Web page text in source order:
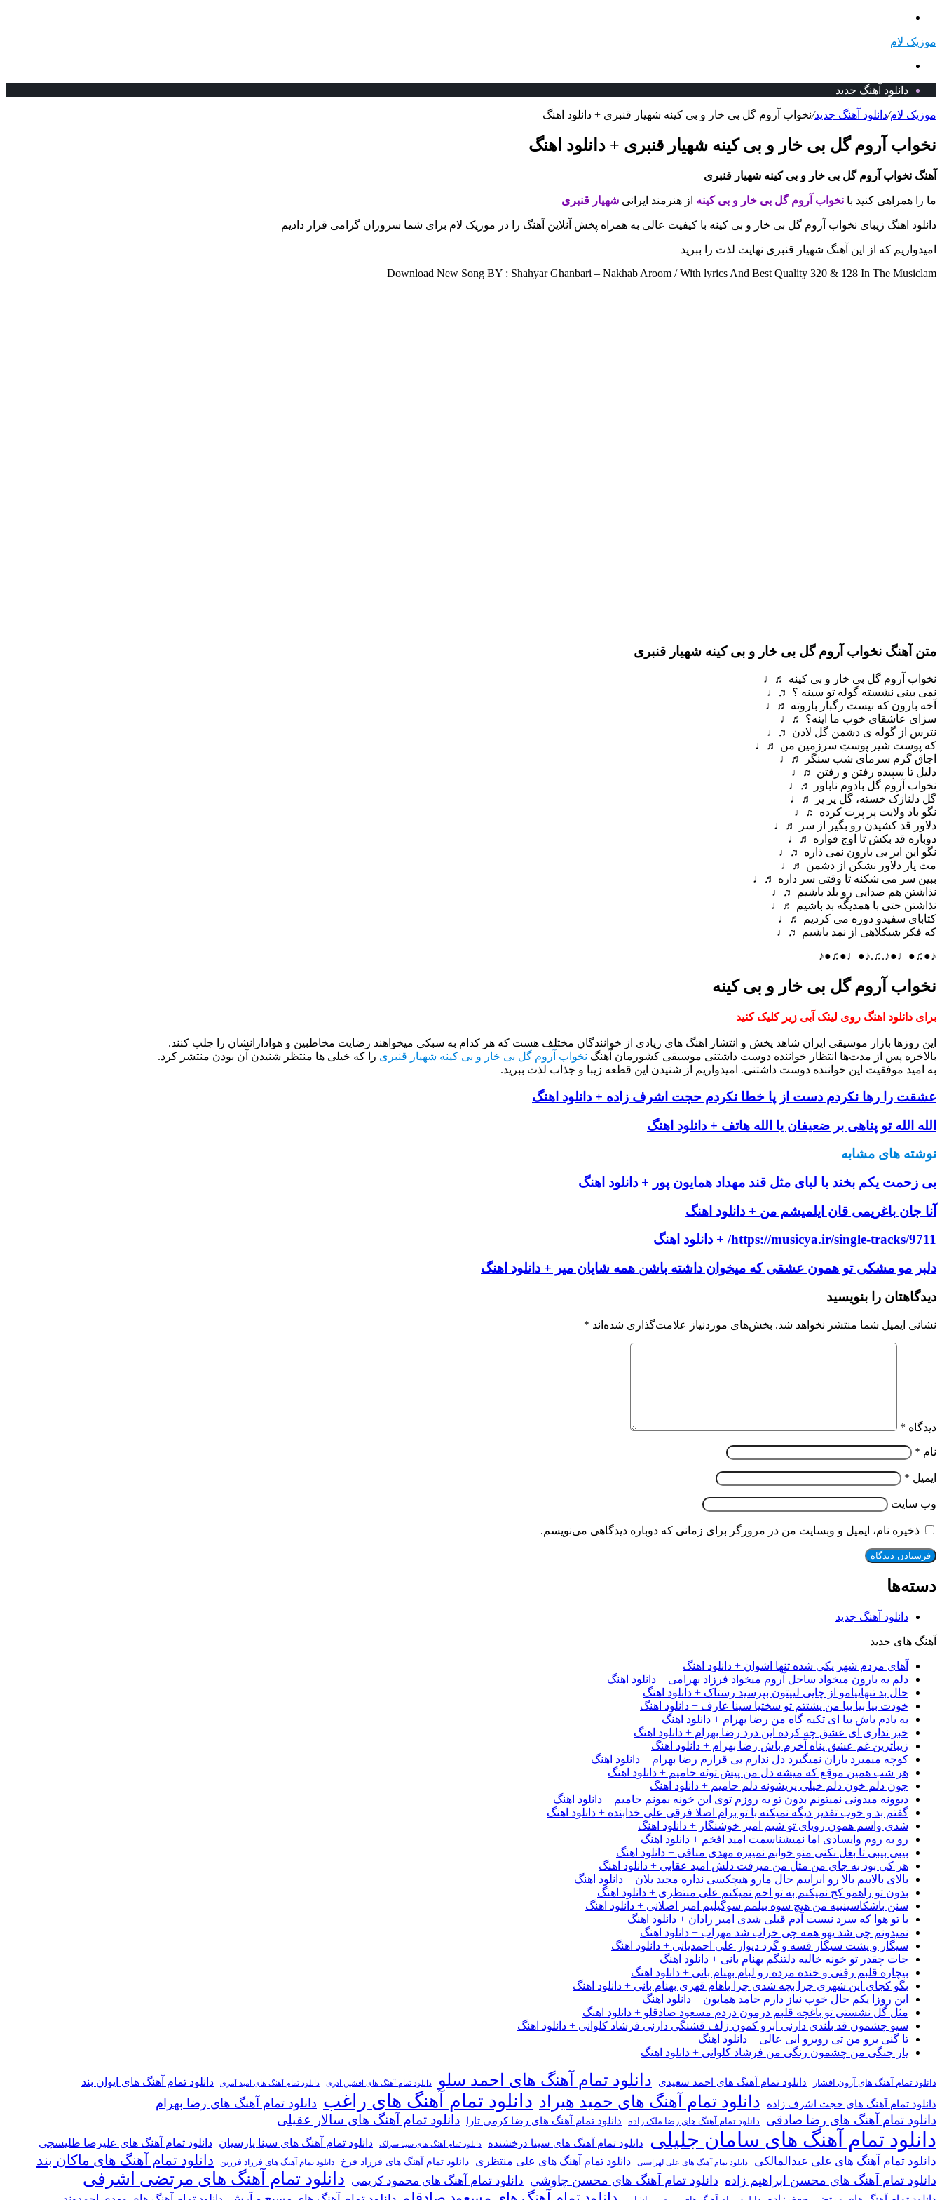
موزیک لام
دانلود آهنگ جدید
موزیک لام/دانلود آهنگ جدید/نخواب آروم گل بی خار و بی کینه شهیار قنبری + دانلود اهنگ
نخواب آروم گل بی خار و بی کینه شهیار قنبری + دانلود اهنگ
آهنگ نخواب آروم گل بی خار و بی کینه شهیار قنبری
ما را همراهی کنید با نخواب آروم گل بی خار و بی کینه از هنرمند ایرانی شهیار قنبری
دانلود اهنگ زیبای نخواب آروم گل بی خار و بی کینه با کیفیت عالی به همراه پخش آنلاین آهنگ را در موزیک لام برای شما سروران گرامی قرار دادیم
امیدواریم که از این آهنگ شهیار قنبری نهایت لذت را ببرید
Download New Song BY : Shahyar Ghanbari – Nakhab Aroom / With lyrics And Best Quality 320 & 128 In The Musiclam
متن آهنگ نخواب آروم گل بی خار و بی کینه شهیار قنبری
نخواب آروم گل بی خار و بی کینه ♬♩
نمی بینی نشسته گوله تو سینه ؟ ♬♩
آخه بارون که نیست رگبار باروته ♬♩
سزای عاشقای خوب ما اینه؟ ♬♩
نترس از گوله ی دشمن گل لادن ♬♩
که پوست شیر پوستِ سرزمین من ♬♩
اجاق گرم سرمای شب سنگر ♬♩
دلیل تا سپیده رفتن و رفتن ♬♩
نخواب آروم گل بادوم ناباور ♬♩
گل دلنازک خسته، گل پر پر ♬♩
نگو باد ولایت پر پرت کرده ♬♩
دلاور قد کشیدن رو بگیر از سر ♬♩
دوباره قد بکش تا اوج فواره ♬♩
نگو این ابر بی بارون نمی ذاره ♬♩
مث یار دلاور نشکن از دشمن ♬♩
ببین سر می شکنه تا وقتی سر داره ♬♩
نذاشتن هم صدایی رو بلد باشیم ♬♩
نذاشتن حتی با همدیگه بد باشیم ♬♩
کتابای سفیدو دوره می کردیم ♬♩
که فکر شبکلاهی از نمد باشیم ♬♩
♪●♫●♩●♪.♫.♪●♩●♫●♪
نخواب آروم گل بی خار و بی کینه
برای دانلود اهنگ روی لینک آبی زیر کلیک کنید
این روزها بازار موسیقی ایران شاهد پخش و انتشار اهنگ های زیادی از خوانندگان مختلف هست که هر کدام به سبکی میخواهند رضایت مخاطبین و هوادارانشان را جلب کنند.
بالاخره پس از مدت‌ها انتظار خواننده دوست داشتنی موسیقی کشورمان آهنگ نخواب آروم گل بی خار و بی کینه شهیار قنبری را که خیلی ها منتظر شنیدن آن بودن منتشر کرد.
به امید موفقیت این خواننده دوست داشتنی. امیدواریم از شنیدن این قطعه زیبا و جذاب لذت ببرید.
عشقت را رها نکردم دست از پا خطا نکردم حجت اشرف زاده + دانلود اهنگ
الله الله تو پناهی بر ضعیفان یا الله هاتف + دانلود اهنگ
نوشته های مشابه
بی زحمت یکم بخند با لبای مثل قند مهداد همایون پور + دانلود اهنگ
آنا جان باغریمی قان ایلمیشم من + دانلود اهنگ
https://musicya.ir/single-tracks/9711/ + دانلود اهنگ
دلبر مو مشکی تو همون عشقی که میخوان داشته باشن همه شایان میر + دانلود اهنگ
دیدگاهتان را بنویسید
نشانی ایمیل شما منتشر نخواهد شد. بخش‌های موردنیاز علامت‌گذاری شده‌اند *
دیدگاه *
نام *
ایمیل *
وب‌ سایت
ذخیره نام، ایمیل و وبسایت من در مرورگر برای زمانی که دوباره دیدگاهی می‌نویسم.
دسته‌ها
دانلود آهنگ جدید
آهنگ های جدید
آهای مردم شهر یکی شده تنها اشوان + دانلود اهنگ
دلم یه بارون میخواد ساحل آروم میخواد فرزاد بهرامی + دانلود اهنگ
حال بد تنهاییامو از چایی لیپتون بپرسید رستاک + دانلود اهنگ
خودت بیا بیا بیا من پشتتم تو سختیا سینا عارف + دانلود اهنگ
به یادم باش بیا ای تکیه گاه من رضا بهرام + دانلود اهنگ
خبر نداری ای عشق چه کرده این درد رضا بهرام + دانلود اهنگ
زیباترین غم عشق پناه آخرم باش رضا بهرام + دانلود اهنگ
کوچه میمیرد باران نمیگیرد دل ندارم بی قرارم رضا بهرام + دانلود اهنگ
هر شب همین موقع که میشه دل من پیش توئه حامیم + دانلود اهنگ
جون دلم خون دلم خیلی پریشونه دلم حامیم + دانلود اهنگ
دیوونه میدونی نمیتونم بدون تو یه روزم توی این خونه بمونم حامیم + دانلود اهنگ
گفتم بد و خوب تقدیر دیگه نمیکنه با تو برام اصلا فرقی علی خدابنده + دانلود اهنگ
شدی واسم همون رویای تو شبم امیر خوشنگار + دانلود اهنگ
رو به روم وایسادی اما نمیشناسمت امید افخم + دانلود اهنگ
بیبی بیبی تا بغل نکنی منو خوابم نمیبره مهدی منافی + دانلود اهنگ
هر کی بود به جای من مثل من میرفت دلش امید عقابی + دانلود اهنگ
بالای بالاییم بالا رو ابراییم حال مارو هیچکسی نداره مجید یلان + دانلود اهنگ
بدون تو راهمو کج نمیکنم به تو اخم نمیکنم علی منتظری + دانلود اهنگ
سنن باشکاسینییه من هیچ سوه بیلمم سوگیلیم امیر اصلانی + دانلود اهنگ
با تو هوا که سرد نیست آدم قبلی شدی امیر رادان + دانلود اهنگ
نمیدونم چی شد یهو همه چی خراب شد مهراب + دانلود اهنگ
سیگار و پشت سیگار قسه و گرد دیوار علی احمدیانی + دانلود اهنگ
جات چقدر تو خونه خالیه دلتنگم بهنام بانی + دانلود اهنگ
بیچاره قلبم رفتی و خنده مرده رو لبام بهنام بانی + دانلود اهنگ
بگو کجای این شهری چرا بچه شدی چرا باهام قهری بهنام بانی + دانلود اهنگ
این روزا یکم حال خوب نیاز دارم حامد همایون + دانلود اهنگ
مثل گل نشستی تو باغچه قلبم درمون دردم مسعود صادقلو + دانلود اهنگ
سیو چشمون قد بلندی دارنی ابرو کمون زلف قشنگی دارنی فرشاد کلوانی + دانلود اهنگ
تا گنی برو من تی روبرو ابی عالی + دانلود اهنگ
یار جنگی من چشمون رنگی من فرشاد کلوانی + دانلود اهنگ
دانلود تمام آهنگ های آرون افشار دانلود تمام آهنگ های احمد سعیدی دانلود تمام آهنگ های احمد سلو دانلود تمام آهنگ های افشین آذری دانلود تمام آهنگ های امید آمری دانلود تمام آهنگ های ایوان بند
دانلود تمام آهنگ های حجت اشرف زاده دانلود تمام آهنگ های حمید هیراد دانلود تمام آهنگ های راغب دانلود تمام آهنگ های رضا بهرام
دانلود تمام آهنگ های رضا صادقی
دانلود تمام آهنگ های رضا ملک زاده دانلود تمام آهنگ های رضا کرمی تارا دانلود تمام آهنگ های سالار عقیلی
دانلود تمام آهنگ های سامان جلیلی دانلود تمام آهنگ های سینا درخشنده دانلود تمام آهنگ های سینا سرلک دانلود تمام آهنگ های سینا پارسیان دانلود تمام آهنگ های علیرضا طلیسچی
دانلود تمام آهنگ های علی عبدالمالکی دانلود تمام آهنگ های علی لهراسبی دانلود تمام آهنگ های علی منتظری دانلود تمام آهنگ های فرزاد فرخ دانلود تمام آهنگ های فرزاد فرزین دانلود تمام آهنگ های ماکان بند
دانلود تمام آهنگ های محسن ابراهیم زاده دانلود تمام آهنگ های محسن چاوشی دانلود تمام آهنگ های محمود کریمی دانلود تمام آهنگ های مرتضی اشرفی